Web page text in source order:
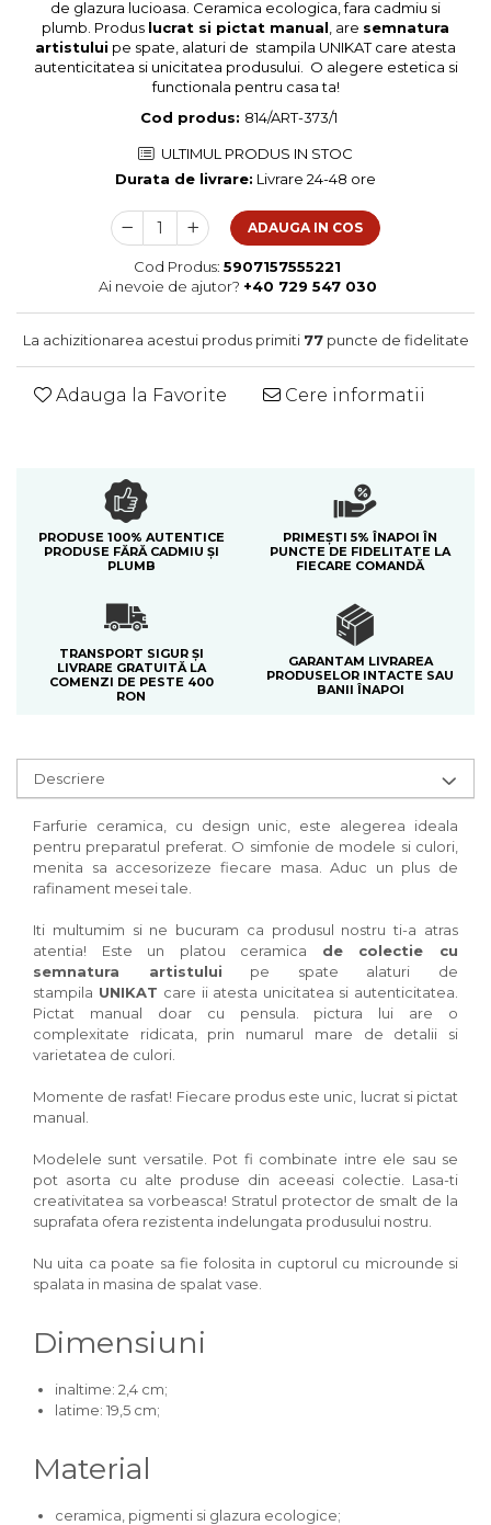
Colectia Blue Spring
de glazura lucioasa. Ceramica ecologica, fara cadmiu si
plumb. Produs lucrat si pictat manual , are semnatura
artistului pe spate, alaturi de stampila UNIKAT care atesta
autenticitatea si unicitatea produsului. O alegere estetica si
functionala pentru casa ta!
Cod produs: 814/ART-373/1
ULTIMUL PRODUS IN STOC
Durata de livrare: Livrare 24-48 ore
ADAUGA IN COS
Cod Produs: 5907157555221
Ai nevoie de ajutor? +40 729 547 030
La achizitionarea acestui produs primiti 77puncte de fidelitate
Adauga la Favorite Cere informatii
PRODUSE 100% AUTENTICE
PRODUSE FĂRĂ CADMIU ȘI
PLUMB
PRIMEȘTI 5% ÎNAPOI ÎN
PUNCTE DE FIDELITATE LA
FIECARE COMANDĂ
TRANSPORT SIGUR ȘI
LIVRARE GRATUITĂ LA
COMENZI DE PESTE 400
RON
GARANTAM LIVRAREA
PRODUSELOR INTACTE SAU
BANII ÎNAPOI
Descriere
Farfurie ceramica, cu design unic, este alegerea ideala
pentru preparatul preferat. O simfonie de modele si culori,
menita sa accesorizeze fiecare masa. Aduc un plus de
rafinament mesei tale.
Iti multumim si ne bucuram ca produsul nostru ti-a atras
atentia! Este un platou ceramica de colectie cu
semnatura artistului pe spate alaturi de
stampila UNIKAT care ii atesta unicitatea si autenticitatea.
Pictat manual doar cu pensula. pictura lui are o
complexitate ridicata, prin numarul mare de detalii si
varietatea de culori.
Momente de rasfat! Fiecare produs este unic, lucrat si pictat
manual.
Modelele sunt versatile. Pot fi combinate intre ele sau se
pot asorta cu alte produse din aceeasi colectie. Lasa-ti
creativitatea sa vorbeasca! Stratul protector de smalt de la
suprafata ofera rezistenta indelungata produsului nostru.
Nu uita ca poate sa fie folosita in cuptorul cu microunde si
spalata in masina de spalat vase.
Dimensiuni
inaltime: 2,4 cm;
latime: 19,5 cm;
Material
ceramica, pigmenti si glazura ecologice;